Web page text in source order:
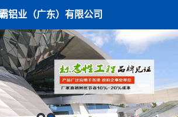
铝业（广东）有限公司